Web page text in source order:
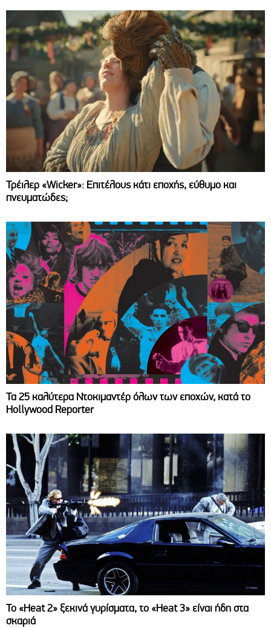
Τρέιλερ «Wicker»: Επιτέλους κάτι εποχής, εύθυμο και
πνευματώδες;
Τα 25 καλύτερα Ντοκιμαντέρ όλων των εποχών, κατά το
Hollywood Reporter
Το «Heat 2» ξεκινά γυρίσματα, το «Heat 3» είναι ήδη στα
σκαριά